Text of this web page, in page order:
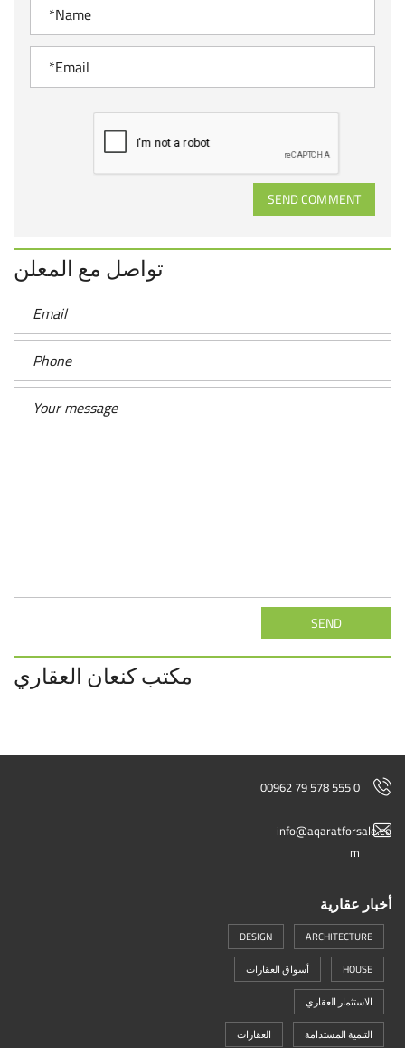
SEND COMMENT
تواصل مع المعلن
SEND
مكتب كنعان العقاري
00962 79 578 555 0
info@aqaratforsale.co
m
أخبار عقارية
ARCHITECTURE
DESIGN
HOUSE
أسواق العقارات
الاستثمار العقاري
التنمية المستدامة
العقارات